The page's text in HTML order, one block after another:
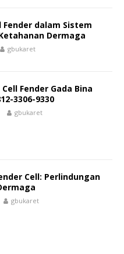
Fender dalam Sistem
Dermaga
gbukaret
Fender Gada Bina
3306-9330
gbukaret
Cell: Perlindungan
gbukaret